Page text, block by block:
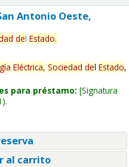
Antonio Oeste,
del Estado.
Eléctrica, Sociedad del Estado,
para préstamo: Signatura
al carrito